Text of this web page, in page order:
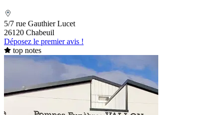
5/7 rue Gauthier Lucet
26120 Chabeuil
Déposez le premier avis !
top notes